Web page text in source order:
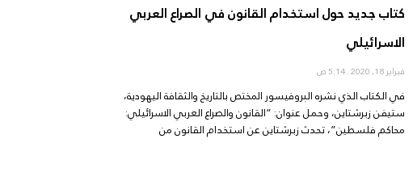
كتاب جديد حول استخدام القانون في الصراع العربي
الاسرائيلي
فبراير 18, 2020
في الكتاب الذي نشره البروفيسور المختص بالتاريخ والثقافة اليهودية،
ستيفن زبرشتاين، وحمل عنوان: “القانون والصراع العربي الاسرائيلي:
محاكم فلسطين”، تحدث زبرشتاين عن استخدام القانون من